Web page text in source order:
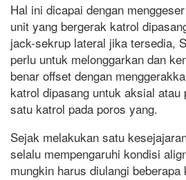
Hal ini dicapai dengan
unit yang bergerak katrol
jack-sekrup lateral jika tersedia,
perlu untuk melonggarkan dan
benar offset dengan
katrol dipasang untuk aksial
satu katrol pada poros yang.
Sejak melakukan satu
selalu mempengaruhi kondisi
mungkin harus diulangi beberapa